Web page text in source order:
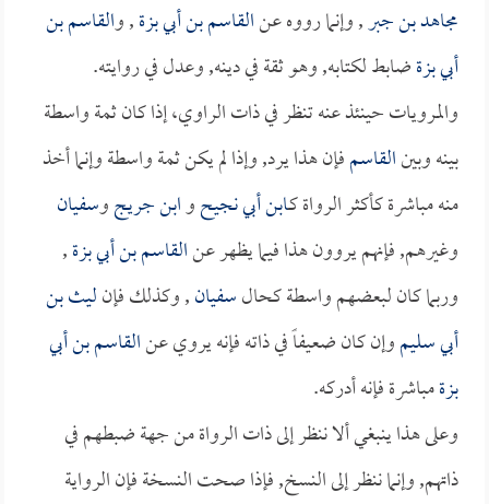
مجاهد بن جبر, وإنما رووه عنالقاسم بن أبي بزة, والقاسم بن
أبي بزةضابط لكتابه, وهو ثقة في دينه, وعدل في روايته.
والمرويات حينئذ عنه تنظر في ذات الراوي، إذا كان ثمة واسطة
بينه وبينالقاسمفإن هذا يرد, وإذا لم يكن ثمة واسطة وإنما أخذ
منه مباشرة كأكثر الرواة كـابن أبي نجيحوابن جريجوسفيان
وغيرهم, فإنهم يروون هذا فيما يظهر عنالقاسم بن أبي بزة,
وربما كان لبعضهم واسطة كحالسفيان, وكذلك فإنليث بن
أبي سليموإن كان ضعيفاً في ذاته فإنه يروي عنالقاسم بن أبي
بزةمباشرة فإنه أدركه.
وعلى هذا ينبغي ألا ننظر إلى ذات الرواة من جهة ضبطهم في
ذاتهم, وإنما ننظر إلى النسخ, فإذا صحت النسخة فإن الرواية